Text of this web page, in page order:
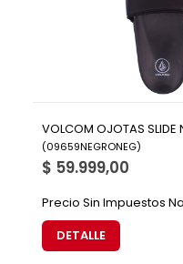
VOLCOM OJOTAS SLIDE
(09659NEGRONEG)
$ 59.999,00
Precio Sin Impuestos
DETALLE